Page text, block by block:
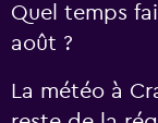
Quel temps
août ?
La météo à